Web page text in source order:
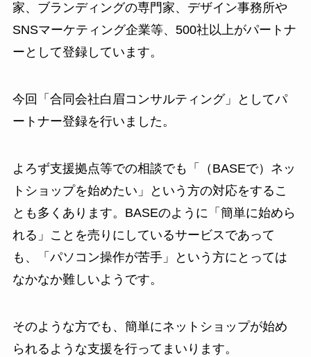
家、ブランディングの専門家、デザイン事務所や
SNSマーケティング企業等、500社以上がパートナ
ーとして登録しています。
今回「合同会社白眉コンサルティング」としてパ
ートナー登録を行いました。
よろず支援拠点等での相談でも「（BASEで）ネッ
トショップを始めたい」という方の対応をするこ
とも多くあります。BASEのように「簡単に始めら
れる」ことを売りにしているサービスであって
も、「パソコン操作が苦手」という方にとっては
なかなか難しいようです。
そのような方でも、簡単にネットショップが始め
られるような支援を行ってまいります。